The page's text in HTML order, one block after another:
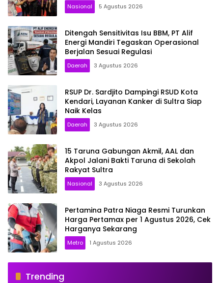
Nasional 5 Agustus 2026
Ditengah Sensitivitas Isu BBM, PT Alif
Energi Mandiri Tegaskan Operasional
Berjalan Sesuai Regulasi
Daerah 3 Agustus 2026
RSUP Dr. Sardjito Dampingi RSUD Kota
Kendari, Layanan Kanker di Sultra Siap
Naik Kelas
Daerah 3 Agustus 2026
15 Taruna Gabungan Akmil, AAL dan
Akpol Jalani Bakti Taruna di Sekolah
Rakyat Sultra
Nasional 3 Agustus 2026
Pertamina Patra Niaga Resmi Turunkan
Harga Pertamax per 1 Agustus 2026, Cek
Harganya Sekarang
Metro 1 Agustus 2026
Trending